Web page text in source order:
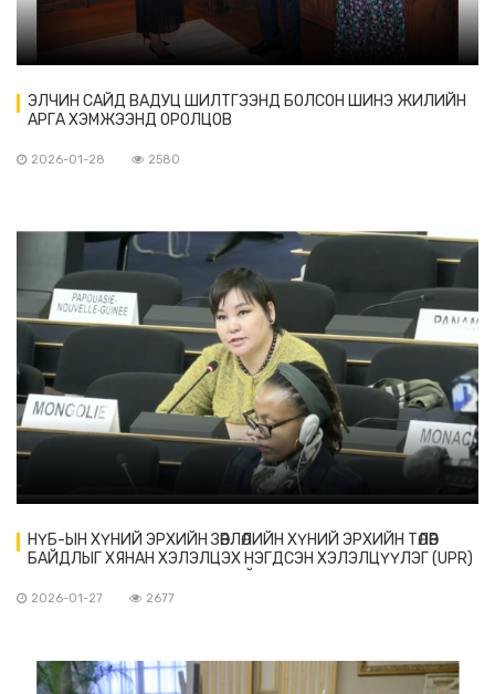
ЭЛЧИН САЙД ВАДУЦ ШИЛТГЭЭНД БОЛСОН ШИНЭ ЖИЛИЙН
АРГА ХЭМЖЭЭНД ОРОЛЦОВ
2026-01-28 2580
НҮБ-ЫН ХҮНИЙ ЭРХИЙН ЗӨВЛӨЛИЙН ХҮНИЙ ЭРХИЙН ТӨЛӨВ
БАЙДЛЫГ ХЯНАН ХЭЛЭЛЦЭХ НЭГДСЭН ХЭЛЭЛЦҮҮЛЭГ (UPR)
ЖЕНЕВ ХОТНОО БОЛЖ БАЙНА
2026-01-27 2677